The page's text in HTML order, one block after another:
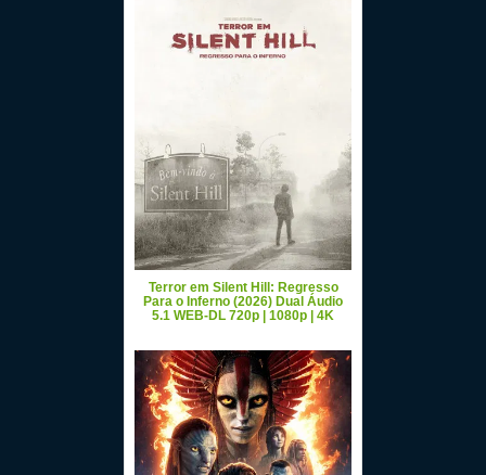
Terror em Silent Hill: Regresso
Para o Inferno (2026) Dual Áudio
5.1 WEB-DL 720p | 1080p | 4K